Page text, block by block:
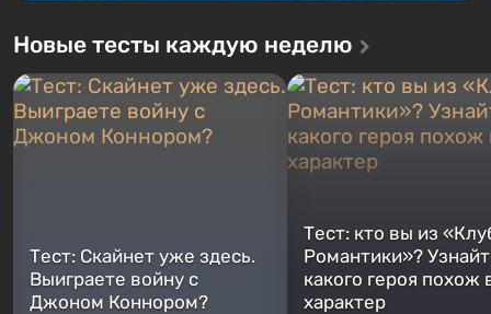
Новые тесты каждую неделю
Тест: Скайнет уже здесь.
Выиграете войну с
Джоном Коннором?
Тест: кто вы из
Романтики»?
какого героя похож
характер